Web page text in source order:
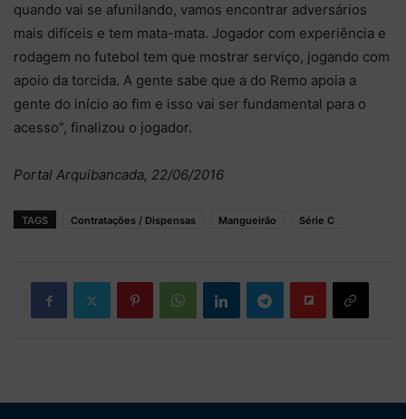
quando vai se afunilando, vamos encontrar adversários
mais difíceis e tem mata-mata. Jogador com experiência e
rodagem no futebol tem que mostrar serviço, jogando com
apoio da torcida. A gente sabe que a do Remo apoia a
gente do início ao fim e isso vai ser fundamental para o
acesso”, finalizou o jogador.
Portal Arquibancada, 22/06/2016
TAGS Contratações / Dispensas Mangueirão Série C